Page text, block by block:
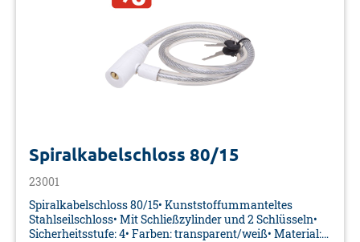
Spiralkabelschloss 80/15
23001
Spiralkabelschloss 80/15• Kunststoffummanteltes
Stahlseilschloss• Mit Schließzylinder und 2 Schlüsseln•
Sicherheitsstufe: 4• Farben: transparent/weiß• Material: